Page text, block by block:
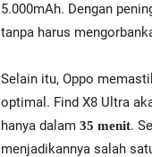
5.000mAh. Dengan
tanpa harus
Selain itu, Oppo
optimal. Find X8 Ultra
hanya dalam 35 menit.
menjadikannya salah